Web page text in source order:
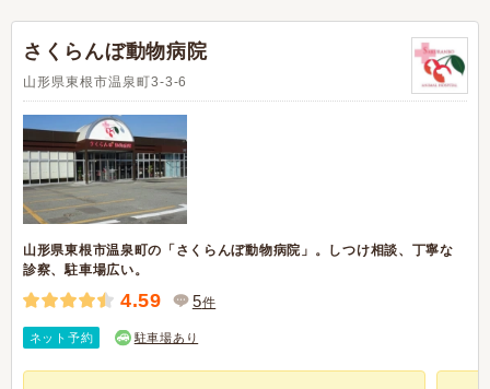
さくらんぼ動物病院
山形県東根市温泉町3-3-6
山形県東根市温泉町の「さくらんぼ動物病院」。しつけ相談、丁寧な
診察、駐車場広い。
4.59 5件
ネット予約 駐車場あり